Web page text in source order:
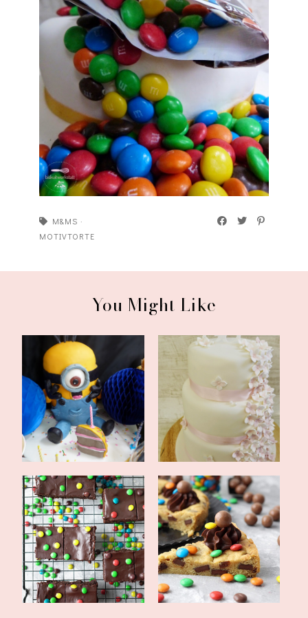
M&MS ·
MOTIVTORTE
You Might Like
Riesengroße Minions-
Party-Sause [Sw...
dreistöckige
Hochzeitstorte in weiß...
Cosmic-Brownies mit mini
M&Ms
Chocolate Chip Cookie
Cake mit Gana...